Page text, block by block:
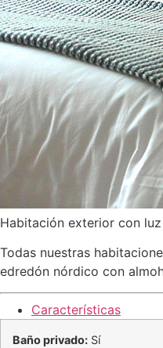
Habitación exterior con
Todas nuestras
edredón nórdico con
Características
Baño privado: Sí